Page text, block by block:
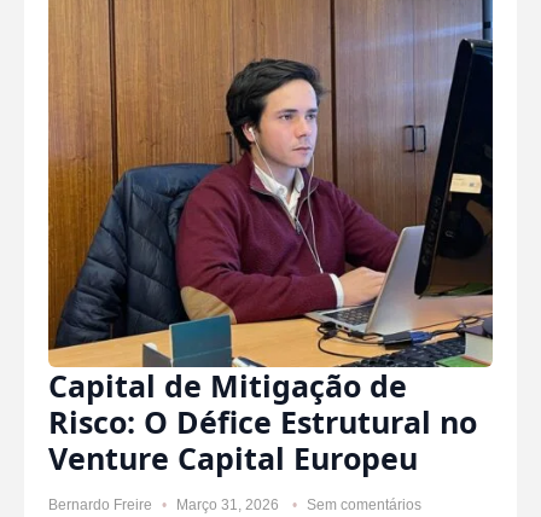
Capital de Mitigação de
Risco: O Défice Estrutural no
Venture Capital Europeu
Bernardo Freire Março 31, 2026 Sem comentários